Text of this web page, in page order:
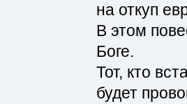
на откуп
В этом
Боге.
Тот, кто
будет